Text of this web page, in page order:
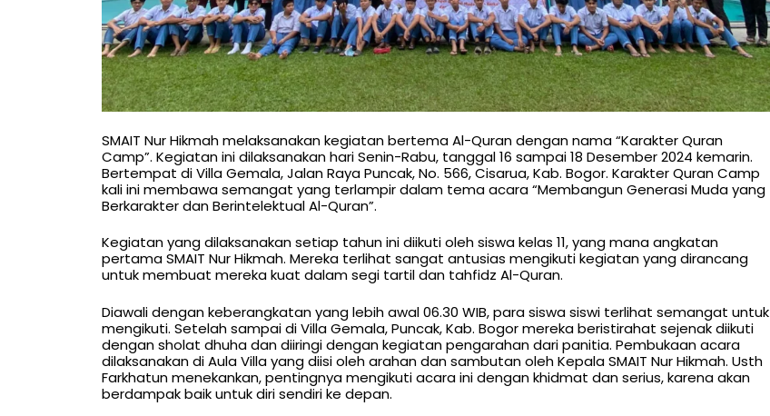
SMAIT Nur Hikmah melaksanakan kegiatan bertema Al-Quran dengan nama “Karakter Quran
Camp”. Kegiatan ini dilaksanakan hari Senin-Rabu, tanggal 16 sampai 18 Desember 2024 kemarin.
Bertempat di Villa Gemala, Jalan Raya Puncak, No. 566, Cisarua, Kab. Bogor. Karakter Quran Camp
kali ini membawa semangat yang terlampir dalam tema acara “Membangun Generasi Muda yang
Berkarakter dan Berintelektual Al-Quran”.
Kegiatan yang dilaksanakan setiap tahun ini diikuti oleh siswa kelas 11, yang mana angkatan
pertama SMAIT Nur Hikmah. Mereka terlihat sangat antusias mengikuti kegiatan yang dirancang
untuk membuat mereka kuat dalam segi tartil dan tahfidz Al-Quran.
Diawali dengan keberangkatan yang lebih awal 06.30 WIB, para siswa siswi terlihat semangat untuk
mengikuti. Setelah sampai di Villa Gemala, Puncak, Kab. Bogor mereka beristirahat sejenak diikuti
dengan sholat dhuha dan diiringi dengan kegiatan pengarahan dari panitia. Pembukaan acara
dilaksanakan di Aula Villa yang diisi oleh arahan dan sambutan oleh Kepala SMAIT Nur Hikmah. Usth
Farkhatun menekankan, pentingnya mengikuti acara ini dengan khidmat dan serius, karena akan
berdampak baik untuk diri sendiri ke depan.